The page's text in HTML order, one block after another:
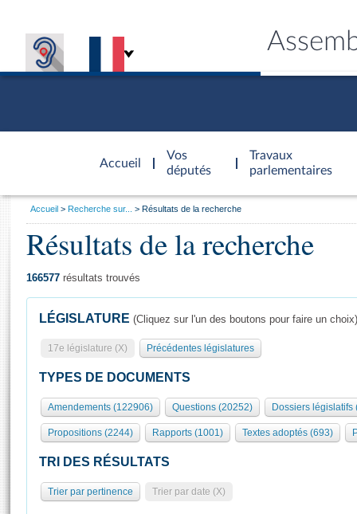
Accueil
d'accueil
Vos
députés
Travaux
parlementaires
Présidence
577 députés
Groupes politiques
Séance publique
Commissions et autres organes
Europe et International
Pétitions
Général
Rôle et pouvoirs de l'Assemblée
Organisation de l'Assemblée
Présidence Conférence des Présidents Bureau Collège des
Statistiques et chiffres clés
Visiter l'Assemblée
Visite virtuelle du palais Bourbon
Assister à une séance
Vous
Accueil Recherche sur... Résultats de la recherche
Résultats de la recherche
166577 résultats trouvés
LÉGISLATURE (Cliquez sur l'un des boutons pour faire un choix)
17e législature (X) Précédentes législatures
TYPES DE DOCUMENTS
Amendements (122906) Questions (20252) Dossiers législatifs
Propositions (2244) Rapports (1001) Textes adoptés (693)
TRI DES RÉSULTATS
Trier par pertinence Trier par date (X)